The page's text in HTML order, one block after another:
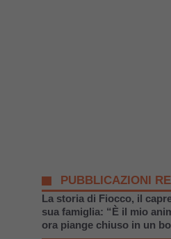
PUBBLICAZIONI
La storia di Fiocco, il
sua famiglia: “È il mio
ora piange chiuso in un